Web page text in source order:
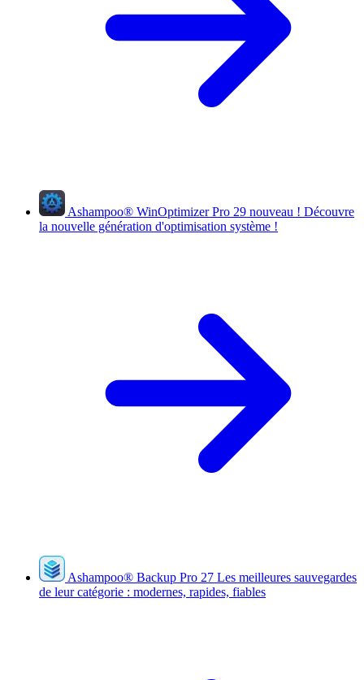
Ashampoo® WinOptimizer Pro 29 nouveau ! Découvre
la nouvelle génération d'optimisation système !
Ashampoo® Backup Pro 27 Les meilleures sauvegardes
de leur catégorie : modernes, rapides, fiables